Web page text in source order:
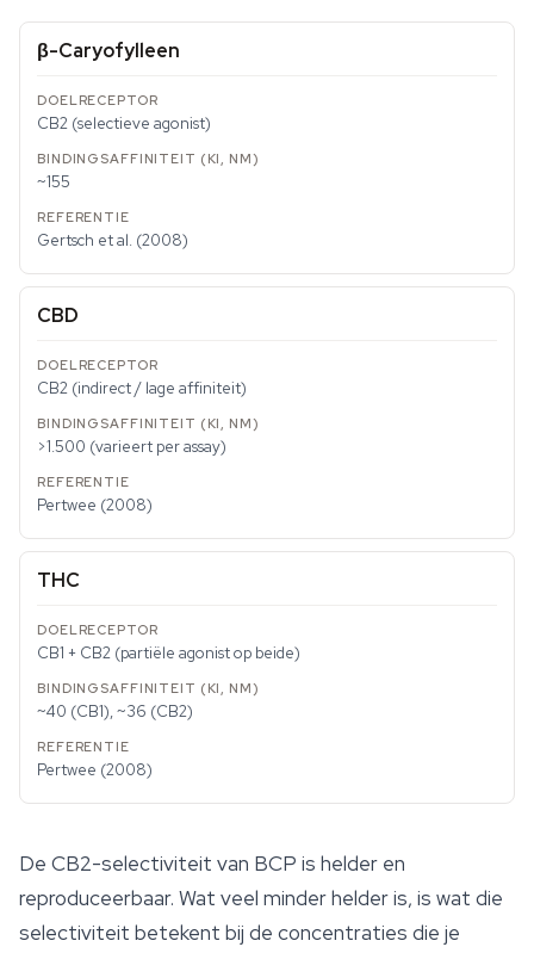
β-Caryofylleen
CB2 (selectieve agonist)
~155
Gertsch et al. (2008)
CBD
CB2 (indirect / lage affiniteit)
>1.500 (varieert per assay)
Pertwee (2008)
THC
CB1 + CB2 (partiële agonist op beide)
~40 (CB1), ~36 (CB2)
Pertwee (2008)
De CB2-selectiviteit van BCP is helder en
reproduceerbaar. Wat veel minder helder is, is wat die
selectiviteit betekent bij de concentraties die je